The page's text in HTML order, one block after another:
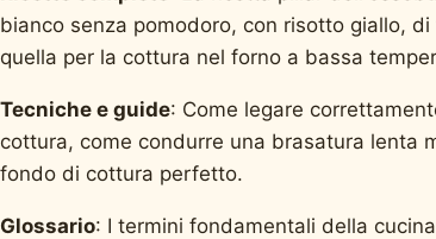
bianco senza pomodoro, con risotto giallo,
quella per la cottura nel forno a bassa
Tecniche e guide: Come legare
cottura, come condurre una brasatura lenta
fondo di cottura perfetto.
Glossario: I termini fondamentali della